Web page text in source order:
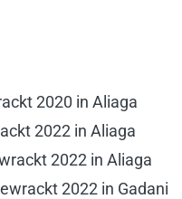
2020 in Aliaga
2022 in Aliaga
2022 in Aliaga
2022 in Gadani